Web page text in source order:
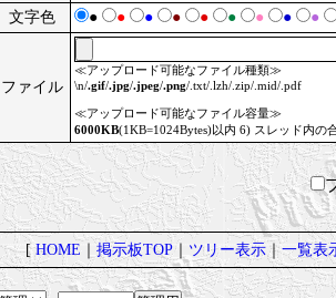
文字色 ● ● ● ● ● ● ● ● ●
ファイル
≪アップロード可能なファイル種類≫
\n/.gif/.jpg/.jpeg/.png/.txt/.lzh/.zip/.mid/.pdf
≪アップロード可能なファイル容量≫
6000KB(1KB=1024Bytes)以内 6) スレッド内の
[HOME ｜掲示板TOP｜ ツリー表示｜一覧表